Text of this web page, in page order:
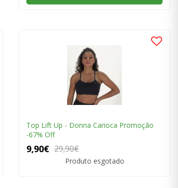
Top Lift Up - Donna Carioca Promoção
-67% Off
9,90€ 29,90€
Produto esgotado